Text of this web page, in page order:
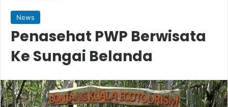
News
Penasehat PWP Berwisata
Ke Sungai Belanda